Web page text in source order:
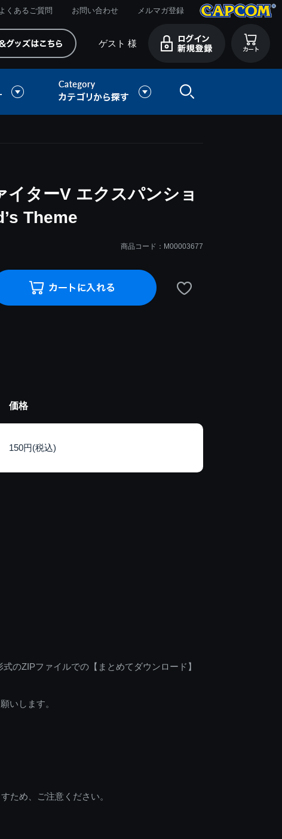
くあるご質問 お問い合わせ メルマガ登録
ゲスト 様
イターV エクスパンショ
Theme
商品コード：M00003677
価格
150円(税込)
のZIPファイルでの【まとめてダウンロード】
いします。
ため、ご注意ください。